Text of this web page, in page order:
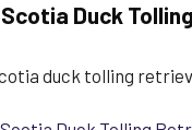
Scotia Duck